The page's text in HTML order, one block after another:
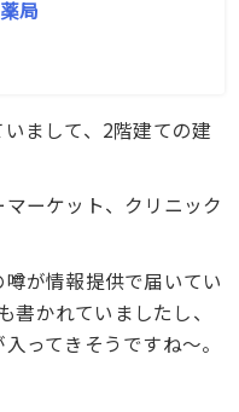
局
まして、2階建ての建
ーケット、クリニック
が情報提供で届いてい
書かれていましたし、
ってきそうですね〜。